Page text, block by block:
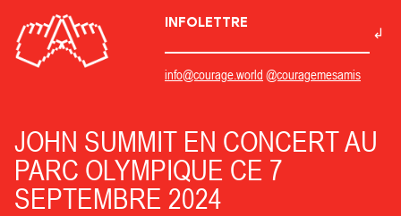
INFOLETTRE
info@courage.world @couragemesamis
JOHN SUMMIT EN CONCERT AU
PARC OLYMPIQUE CE 7
SEPTEMBRE 2024